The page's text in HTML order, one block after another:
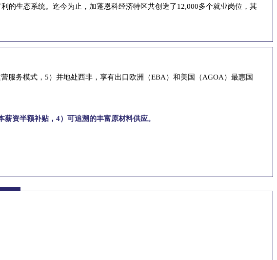
的生态系统。迄今为止，加蓬恩科经济特区共创造了12,000多个就业岗位，其
服务模式，5）并地处西非，享有出口欧洲（EBA）和美国（AGOA）最惠国
资半额补贴，4）可追溯的丰富原材料供应。